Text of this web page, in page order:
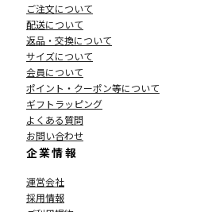
ご注文について
配送について
返品・交換について
サイズについて
会員について
ポイント・クーポン等について
ギフトラッピング
よくある質問
お問い合わせ
企業情報
運営会社
採用情報